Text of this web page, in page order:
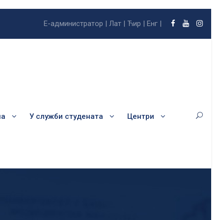
Е-администратор | Лат | Ћир | Енг |
У служби студената Центри